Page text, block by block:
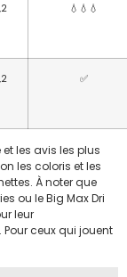
💧💧💧
✅
les avis les plus
les coloris et les
À noter que
ou le Big Max Dri
leur
. Pour ceux qui jouent